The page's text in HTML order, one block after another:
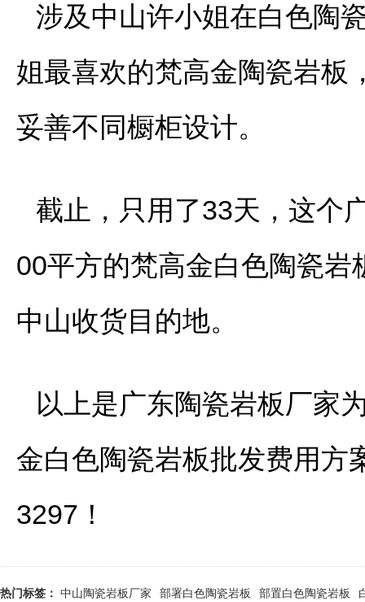
涉及中山许小姐在白色陶
姐最喜欢的梵高金陶瓷岩板
妥善不同橱柜设计。
截止，只用了33天，这个
00平方的梵高金白色陶瓷
中山收货目的地。
以上是广东陶瓷岩板厂家
金白色陶瓷岩板批发费用方
3297！
热门标签： 中山陶瓷岩板厂家 部署白色陶瓷岩板 部置白色陶瓷岩板